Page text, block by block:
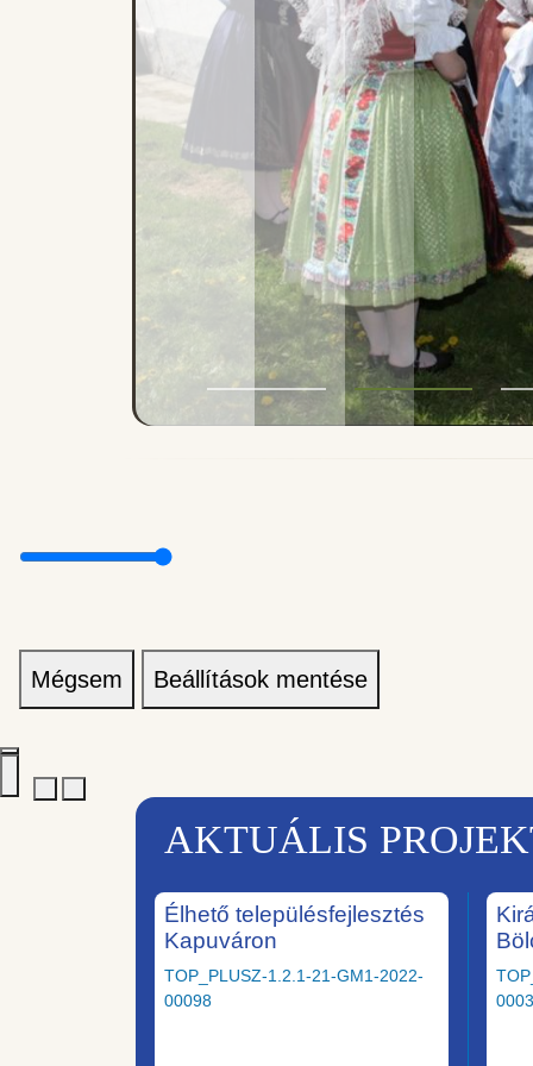
Mégsem Beállítások mentése
AKTUÁLIS
Élhető településfejlesztés
Kapuváron
TOP_PLUSZ-1.2.1-21-GM1-2022-
00098